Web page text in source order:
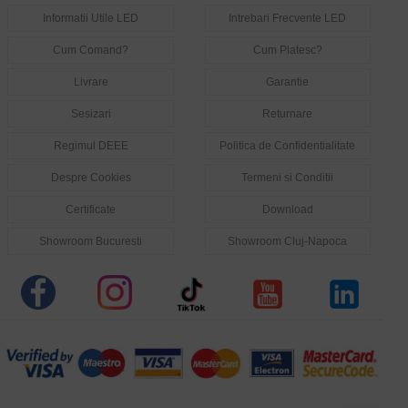
Informatii Utile LED Intrebari Frecvente LED
Cum Comand? Cum Platesc?
Livrare Garantie
Sesizari Returnare
Regimul DEEE Politica de Confidentialitate
Despre Cookies Termeni si Conditii
Certificate Download
Showroom Bucuresti Showroom Cluj-Napoca